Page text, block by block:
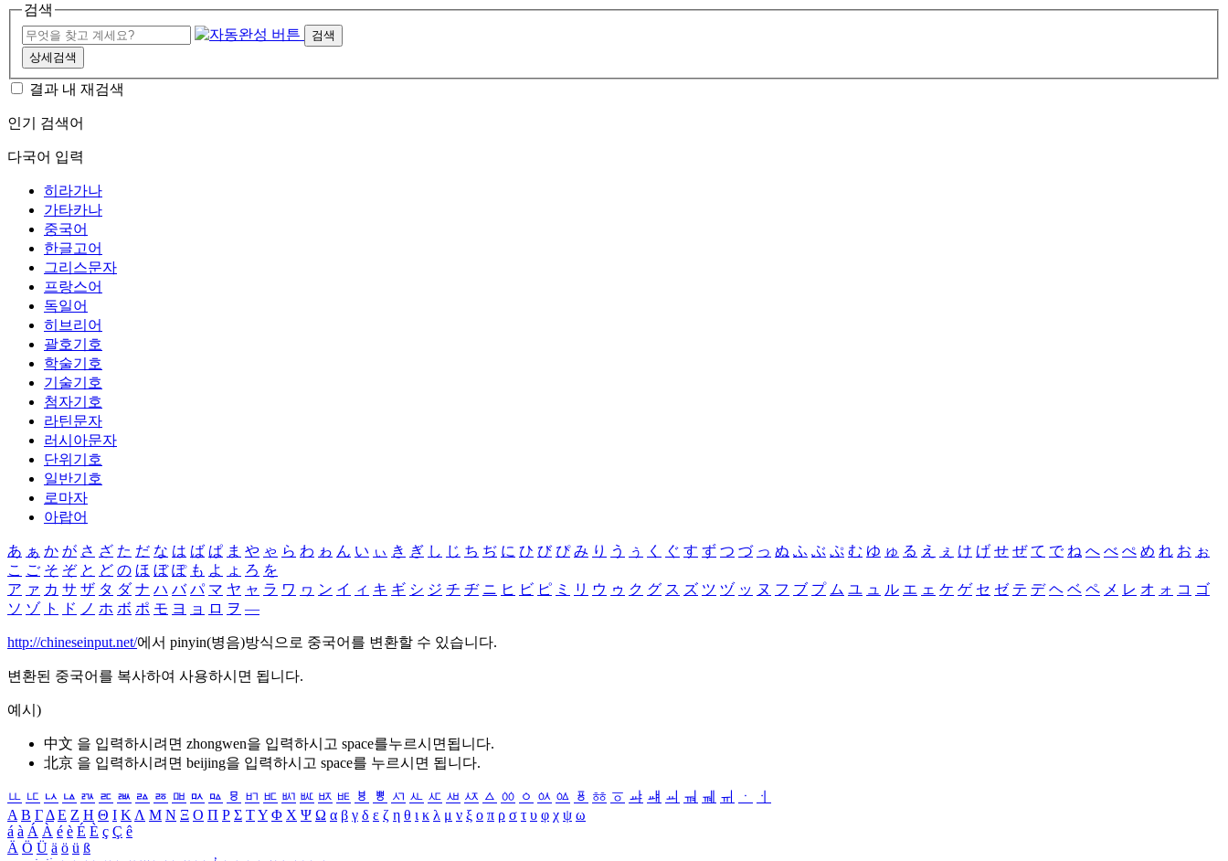
검색
검색
상세검색
결과 내 재검색
인기 검색어
다국어 입력
히라가나
가타카나
중국어
한글고어
그리스문자
프랑스어
독일어
히브리어
괄호기호
학술기호
기술기호
첨자기호
라틴문자
러시아문자
단위기호
일반기호
로마자
아랍어
あ ぁ か が さ ざ た だ な は ば ぱ ま や ゃ ら わ ゎ ん い ぃ き ぎ し じ ち ぢ に ひ び ぴ み り う ぅ く ぐ す ず つ づ っ ぬ ふ ぶ ぷ む ゆ ゅ る え ぇ け げ せ ぜ て で ね へ べ ぺ め れ お ぉ
こ ご そ ぞ と ど の ほ ぼ ぽ も よ ょ ろ を
ア ァ カ サ ザ タ ダ ナ ハ バ パ マ ヤ ャ ラ ワ ヮ ン イ ィ キ ギ シ ジ チ ヂ ニ ヒ ビ ピ ミ リ ウ ゥ ク グ ス ズ ツ ヅ ッ ヌ フ ブ プ ム ユ ュ ル エ ェ ケ ゲ セ ゼ テ デ ヘ ベ ペ メ レ オ ォ コ ゴ
ソ ゾ ト ド ノ ホ ボ ポ モ ヨ ョ ロ ヲ ―
http://chineseinput.net/에서 pinyin(병음)방식으로 중국어를 변환할 수 있습니다.
변환된 중국어를 복사하여 사용하시면 됩니다.
예시)
中文 을 입력하시려면 zhongwen을 입력하시고 space를누르시면됩니다.
北京 을 입력하시려면 beijing을 입력하시고 space를 누르시면 됩니다.
ㅥ ㅦ ㅧ ㅨ ㅩ ㅪ ㅫ ㅬ ㅭ ㅮ ㅯ ㅰ ㅱ ㅲ ㅳ ㅴ ㅵ ㅶ ㅷ ㅸ ㅹ ㅺ ㅻ ㅼ ㅽ ㅾ ㅿ ㆀ ㆁ ㆂ ㆃ ㆄ ㆅ ㆆ ㆇ ㆈ ㆉ ㆊ ㆋ ㆌ ㆍ
ㆎ
Α Β ΓΔ Ε Ζ Η Θ Ι ΚΛ Μ Ν Ξ Ο Π Ρ Σ ΤΥ Φ Χ Ψ Ω α β γ δ ε ζ η θ ι κ λ μ ν ξ ο π ρ σ τ υ φ χ ψ ω
á à Á À é è É È ç Ç ê
Ä Ö Ü ä ö ü ß